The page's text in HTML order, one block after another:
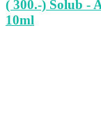
( 300.-) Solub -
10ml